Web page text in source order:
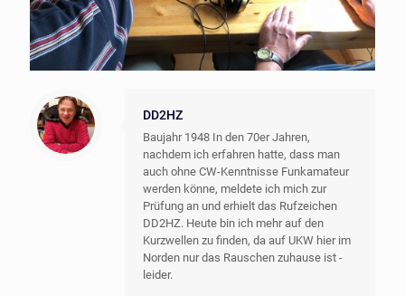
DD2HZ
Baujahr 1948 In den 70er Jahren,
nachdem ich erfahren hatte, dass man
auch ohne CW-Kenntnisse Funkamateur
werden könne, meldete ich mich zur
Prüfung an und erhielt das Rufzeichen
DD2HZ. Heute bin ich mehr auf den
Kurzwellen zu finden, da auf UKW hier im
Norden nur das Rauschen zuhause ist -
leider.